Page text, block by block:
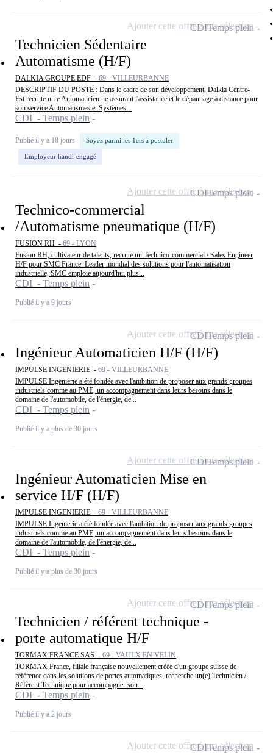
Technicien Sédentaire
Automatisme (H/F)
DALKIA GROUPE EDF - 69 - VILLEURBANNE
DESCRIPTIF DU POSTE : Dans le cadre de son développement, Dalkia Centre-
Est recrute un.e Automaticien.ne assurant l'assistance et le dépannage à distance pour
son service Automatismes et Systèmes...
CDI - Temps plein
Publié il y a 18 jours Soyez parmi les 1ers à postuler
Employeur handi-engagé
CDITemps plein
Ajouter cette offre à ma sélection
Technico-commercial
/Automatisme pneumatique (H/F)
FUSION RH - 69 - LYON
Fusion RH, cultivateur de talents, recrute un Technico-commercial / Sales Engineer
H/F pour SMC France. Leader mondial des solutions pour l'automatisation
industrielle, SMC emploie aujourd'hui plus...
CDI - Temps plein
Publié il y a 9 jours
CDITemps plein
Ajouter cette offre à ma sélection
Ingénieur Automaticien H/F (H/F)
IMPULSE INGENIERIE - 69 - VILLEURBANNE
IMPULSE Ingenierie a été fondée avec l'ambition de proposer aux grands groupes
industriels comme au PME, un accompagnement dans leurs besoins dans le
domaine de l'automobile, de l'énergie, de...
CDI - Temps plein
Publié il y a plus de 30 jours
CDITemps plein
Ajouter cette offre à ma sélection
Ingénieur Automaticien Mise en
service H/F (H/F)
IMPULSE INGENIERIE - 69 - VILLEURBANNE
IMPULSE Ingenierie a été fondée avec l'ambition de proposer aux grands groupes
industriels comme au PME, un accompagnement dans leurs besoins dans le
domaine de l'automobile, de l'énergie, de...
CDI - Temps plein
Publié il y a plus de 30 jours
CDITemps plein
Ajouter cette offre à ma sélection
Technicien / référent technique -
porte automatique H/F
TORMAX FRANCE SAS - 69 - VAULX EN VELIN
TORMAX France, filiale française nouvellement créée d'un groupe suisse de
référence dans les solutions de portes automatiques, recherche un(e) Technicien /
Référent Technique pour accompagner son...
CDI - Temps plein
Publié il y a 2 jours
CDITemps plein
Ajouter cette offre à ma sélection
CDITemps plein
Ajouter cette offre à ma sélection